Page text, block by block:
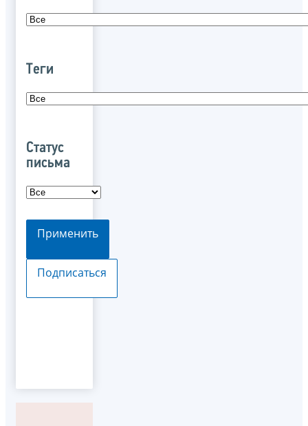
Теги
Статус
письма
Применить
Подписаться